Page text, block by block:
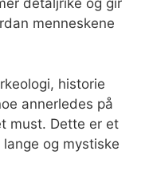
detaljrike og gir
menneskene
historie
annerledes på
must. Dette er et
og mystiske